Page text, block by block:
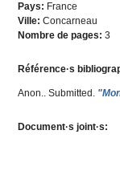
Pays: France
Ville:Concarneau
Nombre de pages:3
Référence·s
Anon.. Submitted.
Document·s joint·s: